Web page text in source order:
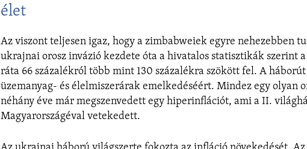
élet
Az viszont teljesen igaz, hogy a zimbabweiek egyre nehezebben
ukrajnai orosz invázió kezdete óta a hivatalos statisztikák szerint
ráta 66 százalékról több mint 130 százalékra szökött fel. A
üzemanyag- és élelmiszerárak emelkedéséért. Mindez egy olyan
néhány éve már megszenvedett egy hiperinflációt, ami a II.
Magyarországéval vetekedett.